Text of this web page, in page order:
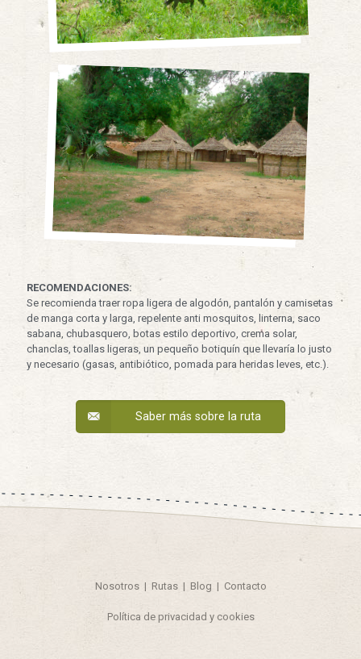
RECOMENDACIONES:
Se recomienda traer ropa ligera de algodón, pantalón y camisetas
de manga corta y larga, repelente anti mosquitos, linterna, saco
sabana, chubasquero, botas estilo deportivo, crema solar,
chanclas, toallas ligeras, un pequeño botiquín que llevaría lo justo
y necesario (gasas, antibiótico, pomada para heridas leves, etc.).
Saber más sobre la ruta
Nosotros| Rutas| Blog | Contacto
Política de privacidad y cookies